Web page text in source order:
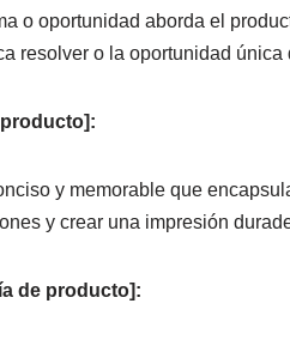
o oportunidad aborda el
resolver o la oportunidad única
y memorable que
y crear una impresión
de producto]: